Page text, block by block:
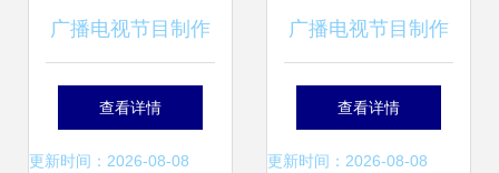
广播电视节目制作
经营许可证 入门指
南与办理指南
查看详情
更新时间：2026-08-08
广播电视节目制作
经营许可证办理全
指南
查看详情
更新时间：2026-08-08